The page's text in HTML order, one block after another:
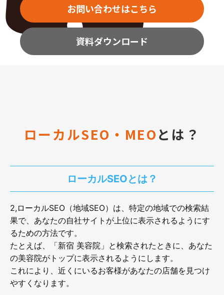
お問い合わせはこちら
資料ダウンロード
ローカルSEO・MEOとは？
ローカルSEOとは？
2,ローカルSEO（地域SEO）は、特定の地域での検索結
果で、あなたの自社サイトが上位に表示されるようにす
るための方法です。
たとえば、「新宿 美容院」と検索されたときに、あなた
の美容院がトップに表示されるようにします。
これにより、近くにいるお客様があなたの店舗を見つけ
やすくなります。